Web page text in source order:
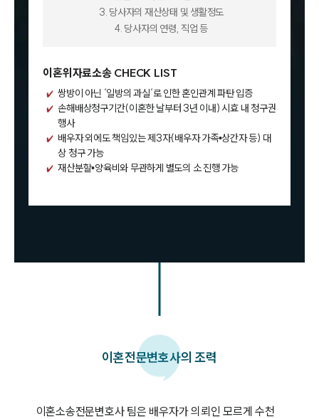
3. 당사자의 재산상태 및 생활정도
4. 당사자의 연령, 직업 등
이혼위자료소송 CHECK LIST
쌍방이 아닌 ‘일방의 과실‘로 인한 혼인관계 파탄 입증
손해배상청구기간(이혼한 날부터 3년 이내) 시효 내 청구권
행사
배우자 외에도 책임있는 제3자(배우자 가족•상간자 등) 대
상 청구 가능
재산분할•양육비와 무관하게 별도의 소 진행 가능
이혼전문변호사의 조력
이혼소송전문변호사 팀은 배우자가 의뢰인 모르게 수천